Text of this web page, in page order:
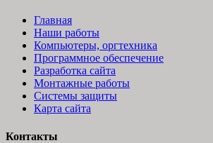
Главная
Наши работы
Компьютеры, оргтехника
Программное обеспечение
Разработка сайта
Монтажные работы
Системы защиты
Карта сайта
Контакты